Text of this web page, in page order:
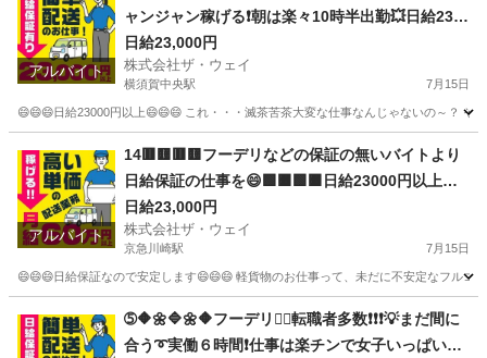
アルバイト
ャンジャン稼げる❗️朝は楽々10時半出勤💥日給230
00円以上❗️事業拡大につき大量募集❗️❗️❗️
日給23,000円
株式会社ザ・ウェイ
横須賀中央駅 7月15日
😄😄😄日給23000円以上😄😄😄 これ・・・滅茶苦茶大変な仕事なんじゃないの～？
横須賀中央駅 配送 ネットスーパー
アルバイト
14🟥🟨🟥🟨フーデリなどの保証の無いバイトより
日給保証の仕事を😄🟩🟧🟩🟧日給23000円以上可
能❗️朝は楽々10時出勤❗️❗️❗️
日給23,000円
株式会社ザ・ウェイ
京急川崎駅 7月15日
😄😄😄日給保証なので安定します😄😄😄 軽貨物のお仕事って、未だに不安定なフル
京急川崎駅 ドライバー ギグワーク
➄🔶🌼🔷🌼🔶フーデリ👉🏻転職者多数❗❗❗💡まだ間に
合う➰実働６時間❗️仕事は楽チンで女子いっぱい✨